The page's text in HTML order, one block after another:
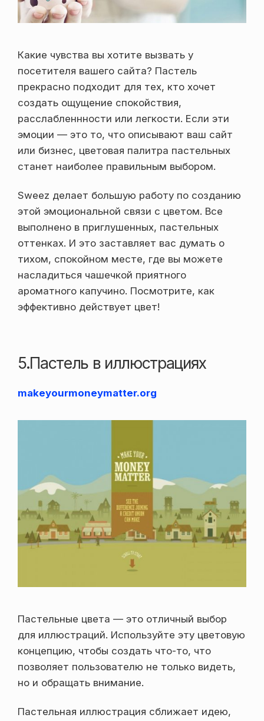
Какие чувства вы хотите вызвать у
посетителя вашего сайта? Пастель
прекрасно подходит для тех, кто хочет
создать ощущение спокойствия,
расслабленнности или легкости. Если эти
эмоции — это то, что описывают ваш сайт
или бизнес, цветовая палитра пастельных
станет наиболее правильным выбором.
Sweez делает большую работу по созданию
этой эмоциональной связи с цветом. Все
выполнено в приглушенных, пастельных
оттенках. И это заставляет вас думать о
тихом, спокойном месте, где вы можете
насладиться чашечкой приятного
ароматного капучино. Посмотрите, как
эффективно действует цвет!
5.Пастель в иллюстрациях
makeyourmoneymatter.org
Пастельные цвета — это отличный выбор
для иллюстраций. Используйте эту цветовую
концепцию, чтобы создать что-то, что
позволяет пользователю не только видеть,
но и обращать внимание.
Пастельная иллюстрация сближает идею,